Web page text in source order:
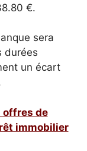
€.
sera
durées
un écart
offres de
immobilier